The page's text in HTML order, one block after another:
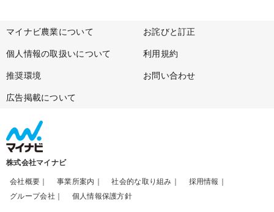
マイナビ農業について お詫びと訂正
個人情報の取扱いについて 利用規約
推奨環境 お問い合わせ
広告掲載について
株式会社マイナビ
会社概要 事業所案内 社会的な取り組み
採用情報
グループ会社
個人情報保護方針